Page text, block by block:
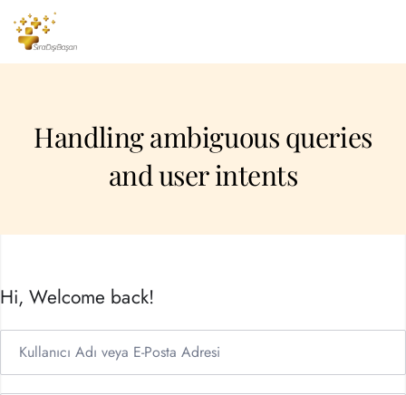
Handling ambiguous queries
and user intents
Hi, Welcome back!